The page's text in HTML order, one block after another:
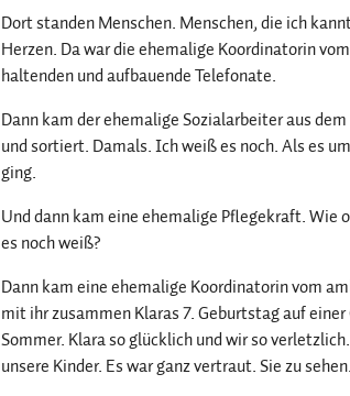
Dort standen Menschen. Menschen, die ich
Herzen. Da war die ehemalige Koordinatorin
haltenden und aufbauende Telefonate.
Dann kam der ehemalige Sozialarbeiter aus
und sortiert. Damals. Ich weiß es noch. Als es
ging.
Und dann kam eine ehemalige Pflegekraft. Wie
es noch weiß?
Dann kam eine ehemalige Koordinatorin vom
mit ihr zusammen Klaras 7. Geburtstag auf
Sommer. Klara so glücklich und wir so
unsere Kinder. Es war ganz vertraut. Sie zu